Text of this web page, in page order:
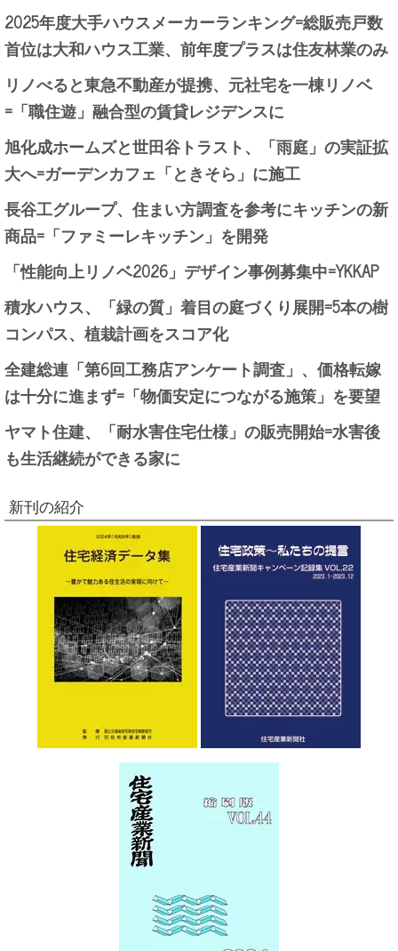
2025年度大手ハウスメーカーランキング=総販売戸数
首位は大和ハウス工業、前年度プラスは住友林業のみ
リノべると東急不動産が提携、元社宅を一棟リノベ
=「職住遊」融合型の賃貸レジデンスに
旭化成ホームズと世田谷トラスト、「雨庭」の実証拡
大へ=ガーデンカフェ「ときそら」に施工
長谷工グループ、住まい方調査を参考にキッチンの新
商品=「ファミーレキッチン」を開発
「性能向上リノベ2026」デザイン事例募集中=YKKAP
積水ハウス、「緑の質」着目の庭づくり展開=5本の樹
コンパス、植栽計画をスコア化
全建総連「第6回工務店アンケート調査」、価格転嫁
は十分に進まず=「物価安定につながる施策」を要望
ヤマト住建、「耐水害住宅仕様」の販売開始=水害後
も生活継続ができる家に
新刊の紹介